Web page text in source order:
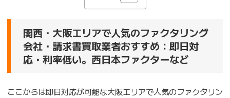
関西・大阪エリアで人気のファクタリング
会社・請求書買取業者おすすめ：即日対
応・利率低い。西日本ファクターなど
ここからは即日対応が可能な大阪エリアで人気のファクタリン